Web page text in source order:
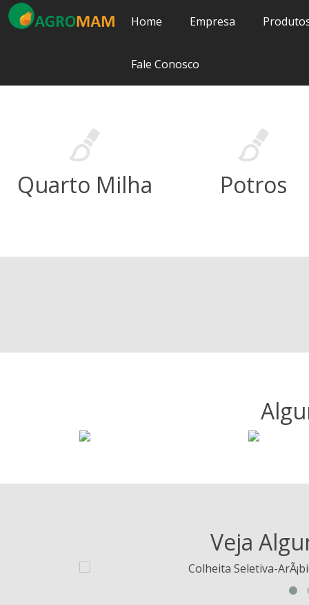
Home Empresa
Fale Conosco
Quarto Milha Potros
Veja
Colheita Seletiva-